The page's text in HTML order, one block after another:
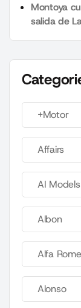
Montoya
salida de
+Motor
Affairs
AI Models
Albon
Alfa
Alonso